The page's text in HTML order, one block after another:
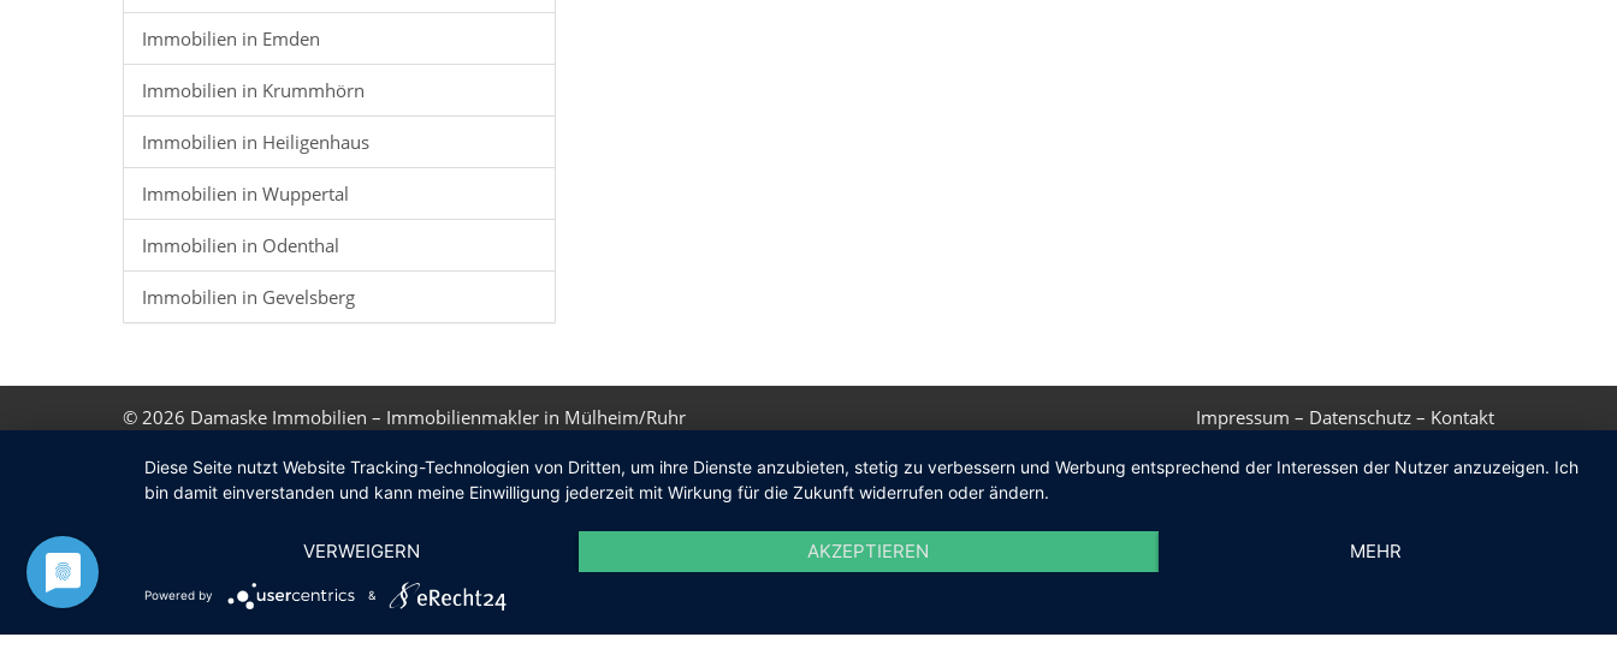
Immobilien in Emden
Immobilien in Krummhörn
Immobilien in Heiligenhaus
Immobilien in Wuppertal
Immobilien in Odenthal
Immobilien in Gevelsberg
© 2026 Damaske Immobilien – Immobilienmakler in Mülheim/Ruhr Impressum – Datenschutz – Kontakt
Diese Seite nutzt Website Tracking-Technologien von Dritten, um ihre Dienste anzubieten, stetig zu verbessern und Werbung entsprechend der Interessen der Nutzer anzuzeigen. Ich
bin damit einverstanden und kann meine Einwilligung jederzeit mit Wirkung für die Zukunft widerrufen oder ändern.
VERWEIGERN AKZEPTIEREN MEHR
Powered by &